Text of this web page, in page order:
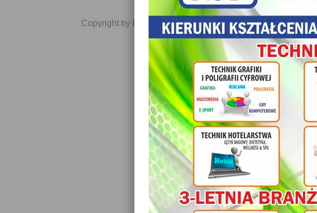
Copyright by Daniel JabĹoĹski 2006-2021. All rights